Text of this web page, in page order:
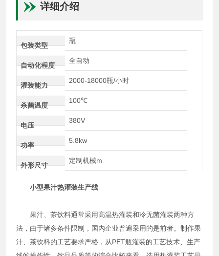
详细介绍
包装类型
瓶
自动化程度
全自动
灌装能力
2000-18000瓶/小时
杀菌温度
100℃
电压
380V
功率
5.8kw
外形尺寸
定制机械m
小型果汁热灌装生产线
果汁、茶饮料通常采用高温热灌装和冷无菌灌装两种方
法，由于诸多条件限制，国内企业普遍采用的是前者。制作果
汁、茶饮料的工艺要求严格，从PET瓶灌装的工艺技术、生产